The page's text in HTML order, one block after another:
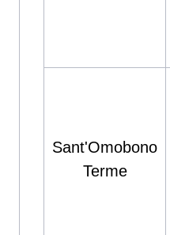
Sant'Omobono
Terme